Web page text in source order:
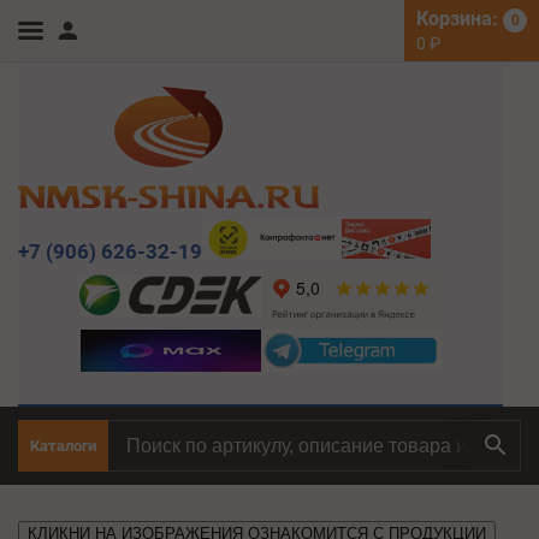
Корзина: 0
0 ₽
+7 (906) 626-32-19
Каталоги
КЛИКНИ НА ИЗОБРАЖЕНИЯ ОЗНАКОМИТСЯ С ПРОДУКЦИИ